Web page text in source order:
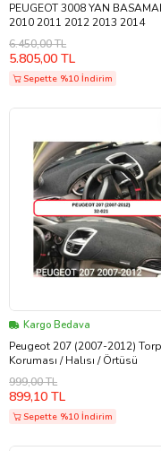
PEUGEOT 3008 YAN
2010 2011 2012 2013 2014
6.450,00 TL
5.805,00 TL
Sepette %10 İndirim
Kargo Bedava
Peugeot 207 (2007-2012)
Koruması / Halısı / Örtüsü
999,00 TL
899,10 TL
Sepette %10 İndirim